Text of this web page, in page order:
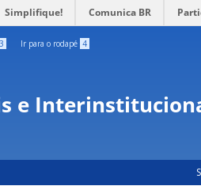
Simplifique! Comunica BR
3 Ir para o rodapé 4
e